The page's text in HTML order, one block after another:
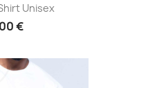
Unisex
€